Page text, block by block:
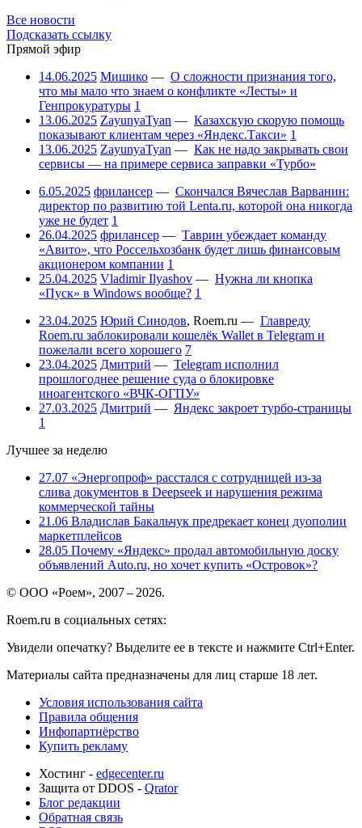
Все новости
Подсказать ссылку
Прямой эфир
14.06.2025 Мишико — О сложности признания того,
что мы мало что знаем о конфликте «Лесты» и
Генпрокуратуры 1
13.06.2025 ZayunyaTyan — Казахскую скорую помощь
показывают клиентам через «Яндекс.Такси» 1
13.06.2025 ZayunyaTyan — Как не надо закрывать свои
сервисы — на примере сервиса заправки «Турбо»
6.05.2025 фрилансер — Скончался Вячеслав Варванин:
директор по развитию той Lenta.ru, которой она никогда
уже не будет 1
26.04.2025 фрилансер — Таврин убеждает команду
«Авито», что Россельхозбанк будет лишь финансовым
акционером компании 1
25.04.2025 Vladimir Ilyashov — Нужна ли кнопка
«Пуск» в Windows вообще? 1
23.04.2025 Юрий Синодов, Roem.ru — Главреду
Roem.ru заблокировали кошелёк Wallet в Telegram и
пожелали всего хорошего 7
23.04.2025 Дмитрий — Telegram исполнил
прошлогоднее решение суда о блокировке
иноагентского «ВЧК-ОГПУ»
27.03.2025 Дмитрий — Яндекс закроет турбо-страницы
1
Лучшее за неделю
27.07 «Энергопроф» расстался с сотрудницей из-за
слива документов в Deepseek и нарушения режима
коммерческой тайны
21.06 Владислав Бакальчук предрекает конец дуополии
маркетплейсов
28.05 Почему «Яндекс» продал автомобильную доску
объявлений Auto.ru, но хочет купить «Островок»?
© ООО «Роем», 2007 – 2026.
Roem.ru в социальных сетях:
Увидели опечатку? Выделите ее в тексте и нажмите Ctrl+Enter.
Материалы сайта предназначены для лиц старше 18 лет.
Условия использования сайта
Правила общения
Инфопартнёрство
Купить рекламу
Хостинг - edgecenter.ru
Защита от DDOS - Qrator
Блог редакции
Обратная связь